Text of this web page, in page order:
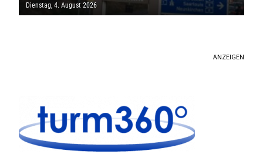
Dienstag, 4. August 2026
ANZEIGEN